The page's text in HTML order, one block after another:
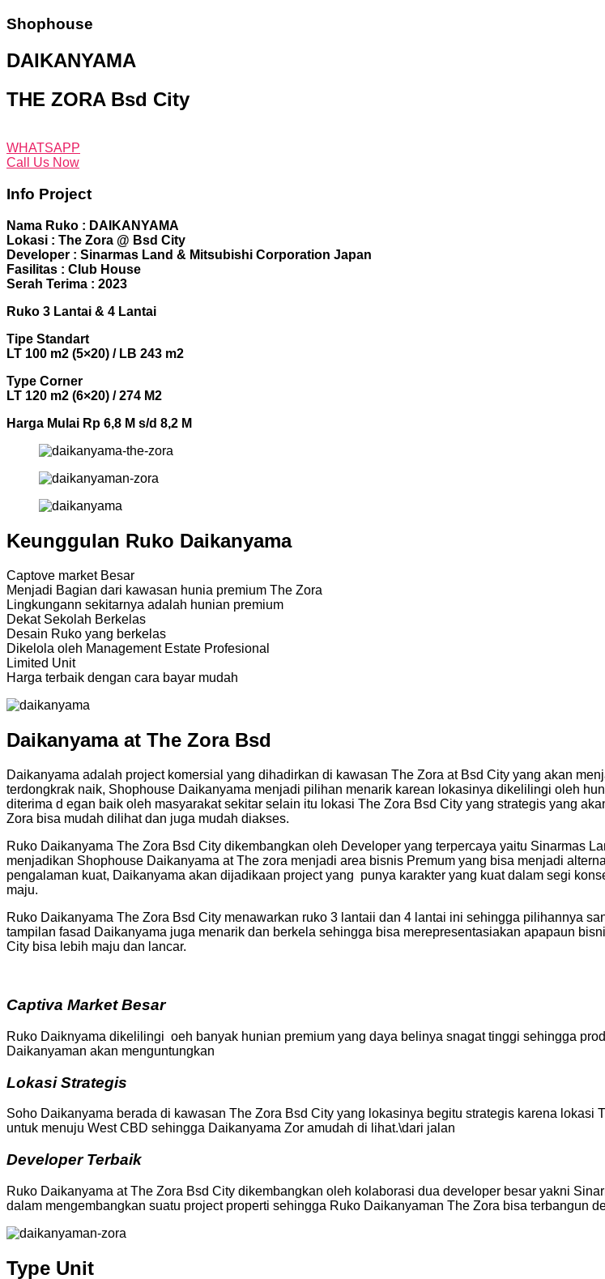
Shophouse
DAIKANYAMA
THE ZORA Bsd City
WHATSAPP
Call Us Now
Info Project
Nama Ruko : DAIKANYAMA
Lokasi : The Zora @ Bsd City
Developer : Sinarmas Land & Mitsubishi Corporation Japan
Fasilitas : Club House
Serah Terima : 2023
Ruko 3 Lantai & 4 Lantai
Tipe Standart
LT 100 m2 (5×20) / LB 243 m2
Type Corner
LT 120 m2 (6×20) / 274 M2
Harga Mulai Rp 6,8 M s/d 8,2 M
Keunggulan Ruko Daikanyama
Captove market Besar
Menjadi Bagian dari kawasan hunia premium The Zora
Lingkungann sekitarnya adalah hunian premium
Dekat Sekolah Berkelas
Desain Ruko yang berkelas
Dikelola oleh Management Estate Profesional
Limited Unit
Harga terbaik dengan cara bayar mudah
Daikanyama at The Zora Bsd
Daikanyama adalah project komersial yang dihadirkan di kawasan The Zora at Bsd City yang akan
terdongkrak naik, Shophouse Daikanyama menjadi pilihan menarik karean lokasinya dikelilingi oleh
diterima d egan baik oleh masyarakat sekitar selain itu lokasi The Zora Bsd City yang strategis yang
Zora bisa mudah dilihat dan juga mudah diakses.
Ruko Daikanyama The Zora Bsd City dikembangkan oleh Developer yang terpercaya yaitu Sinarmas
menjadikan Shophouse Daikanyama at The zora menjadi area bisnis Premum yang bisa menjadi
pengalaman kuat, Daikanyama akan dijadikaan project yang punya karakter yang kuat dalam segi
maju.
Ruko Daikanyama The Zora Bsd City menawarkan ruko 3 lantaii dan 4 lantai ini sehingga pilihannya
tampilan fasad Daikanyama juga menarik dan berkela sehingga bisa merepresentasiakan apapaun
City bisa lebih maju dan lancar.
Captiva Market Besar
Ruko Daiknyama dikelilingi oeh banyak hunian premium yang daya belinya snagat tinggi sehingga
Daikanyaman akan menguntungkan
Lokasi Strategis
Soho Daikanyama berada di kawasan The Zora Bsd City yang lokasinya begitu strategis karena
untuk menuju West CBD sehingga Daikanyama Zor amudah di lihat.\dari jalan
Developer Terbaik
Ruko Daikanyama at The Zora Bsd City dikembangkan oleh kolaborasi dua developer besar yakni
dalam mengembangkan suatu project properti sehingga Ruko Daikanyaman The Zora bisa terbangun
Type Unit